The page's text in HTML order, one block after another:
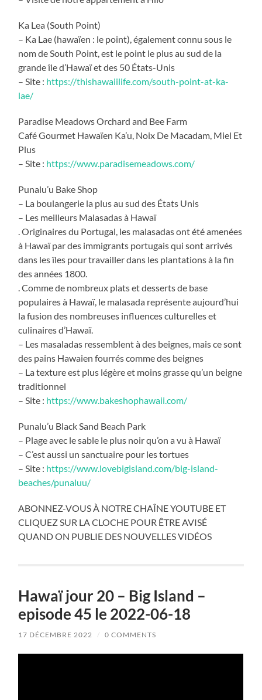
Ka Lea (South Point)
– Ka Lae (hawaïen : le point), également connu sous le
nom de South Point, est le point le plus au sud de la
grande île d’Hawaï et des 50 États-Unis
– Site : https://thishawaiilife.com/south-point-at-ka-
lae/
Paradise Meadows Orchard and Bee Farm
Café Gourmet Hawaïen Ka’u, Noix De Macadam, Miel Et
Plus
– Site : https://www.paradisemeadows.com/
Punalu’u Bake Shop
– La boulangerie la plus au sud des États Unis
– Les meilleurs Malasadas à Hawaï
. Originaires du Portugal, les malasadas ont été amenées
à Hawaï par des immigrants portugais qui sont arrivés
dans les îles pour travailler dans les plantations à la fin
des années 1800.
. Comme de nombreux plats et desserts de base
populaires à Hawaï, le malasada représente aujourd’hui
la fusion des nombreuses influences culturelles et
culinaires d’Hawaï.
– Les masaladas ressemblent à des beignes, mais ce sont
des pains Hawaien fourrés comme des beignes
– La texture est plus légère et moins grasse qu’un beigne
traditionnel
– Site : https://www.bakeshophawaii.com/
Punalu’u Black Sand Beach Park
– Plage avec le sable le plus noir qu’on a vu à Hawaï
– C’est aussi un sanctuaire pour les tortues
– Site : https://www.lovebigisland.com/big-island-
beaches/punaluu/
ABONNEZ-VOUS À NOTRE CHAÎNE YOUTUBE ET
CLIQUEZ SUR LA CLOCHE POUR ÊTRE AVISÉ
QUAND ON PUBLIE DES NOUVELLES VIDÉOS
Hawaï jour 20 – Big Island –
episode 45 le 2022-06-18
17 DÉCEMBRE 2022 / 0 COMMENTS